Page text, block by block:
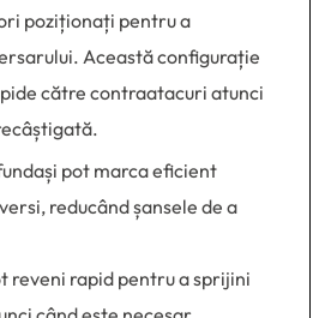
poziționați pentru a
Această configurație
către contraatacuri atunci
pot marca eficient
reducând șansele de a
reveni rapid pentru a sprijini